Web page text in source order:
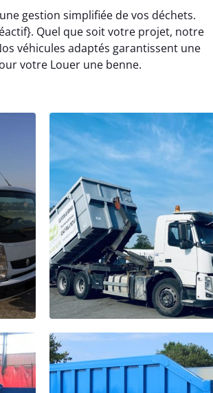
gestion simplifiée de vos déchets.
Quel que soit votre projet, notre
véhicules adaptés garantissent une
votre Louer une benne.